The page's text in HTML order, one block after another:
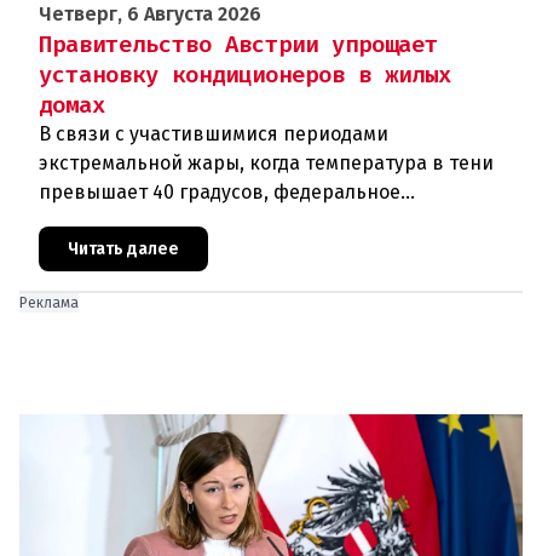
Четверг, 6 Августа 2026
Правительство Австрии упрощает
установку кондиционеров в жилых
домах
В связи с участившимися периодами
экстремальной жары, когда температура в тени
превышает 40 градусов, федеральное
проблемы перегрева жилых помещений. В среду н
Читать далее
Реклама